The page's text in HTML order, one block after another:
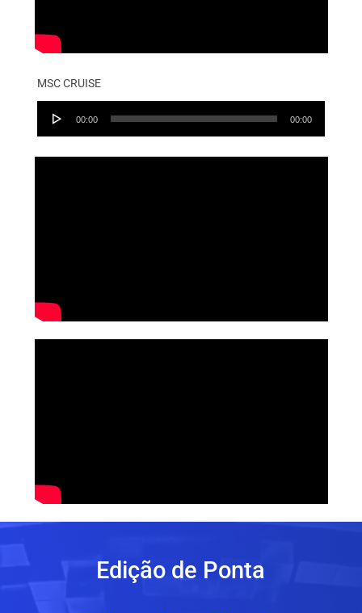
MSC CRUISE
Audio
00:00 00:00
Edição de Ponta